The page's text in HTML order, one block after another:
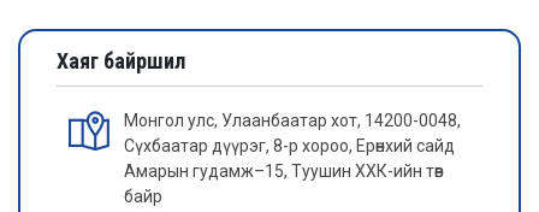
Хаяг байршил
Монгол улс, Улаанбаатар хот, 14200-0048,
Сүхбаатар дүүрэг, 8-р хороо, Ерөнхий сайд
Амарын гудамж–15, Туушин ХХК-ийн төв
байр